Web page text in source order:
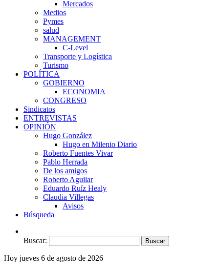
Mercados
Medios
Pymes
salud
MANAGEMENT
C-Level
Transporte y Logística
Turismo
POLÍTICA
GOBIERNO
ECONOMIA
CONGRESO
Sindicatos
ENTREVISTAS
OPINIÓN
Hugo González
Hugo en Milenio Diario
Roberto Fuentes Vivar
Pablo Herrada
De los amigos
Roberto Aguilar
Eduardo Ruíz Healy
Claudia Villegas
Avisos
Búsqueda
Buscar:
Hoy jueves 6 de agosto de 2026